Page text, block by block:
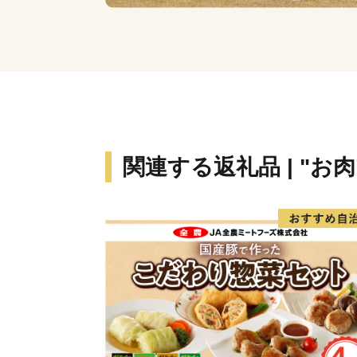
関連する返礼品 | "お